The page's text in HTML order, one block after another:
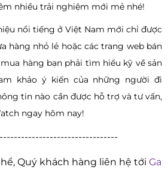
nhiều trải nghiệm mới mẻ nhé!
nổi tiếng ở Việt Nam mới chỉ được
hàng nhỏ lẻ hoặc các trang web bán
hàng bạn phải tìm hiểu kỹ về sản
khảo ý kiến của những người đi
tin nào cần được hỗ trợ và tư vấn,
ngay hôm nay!
Quý khách hàng liên hệ tới Ga